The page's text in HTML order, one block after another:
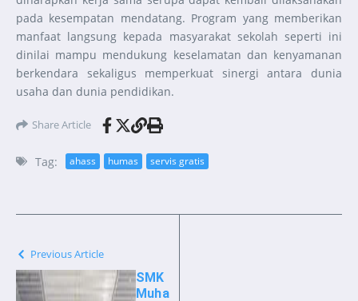
pada kesempatan mendatang. Program yang memberikan
manfaat langsung kepada masyarakat sekolah seperti ini
dinilai mampu mendukung keselamatan dan kenyamanan
berkendara sekaligus memperkuat sinergi antara dunia
usaha dan dunia pendidikan.
Share Article
Tag: ahass humas servis gratis
Previous Article
SMK
Muha